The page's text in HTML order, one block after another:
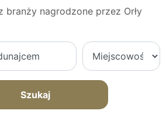
branży nagrodzone przez Orły
Szukaj